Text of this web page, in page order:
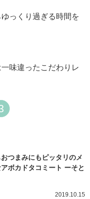
っくり過ぎる時間を
味違ったこだわりレ
つまみにもピッタリのメ
ボカドタコミート ーそと
2019.10.15